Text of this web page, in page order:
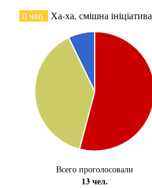
0 чел. Ха-ха, смішна ініціатива
Всего проголосовали
13 чел.